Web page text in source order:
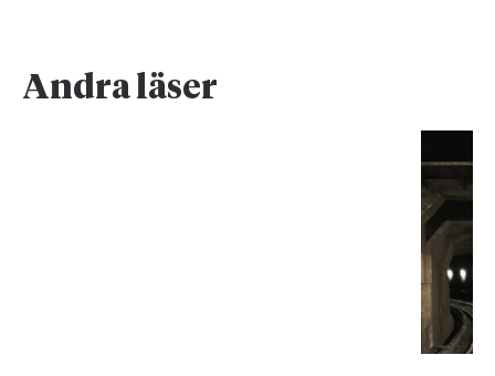
Andra läser